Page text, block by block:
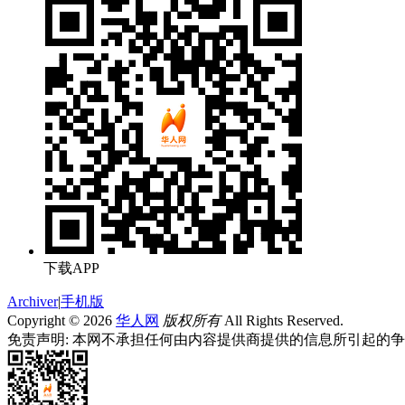
下载APP
Archiver|手机版
Copyright © 2026 华人网 版权所有All Rights Reserved.
免责声明: 本网不承担任何由内容提供商提供的信息所引起的争